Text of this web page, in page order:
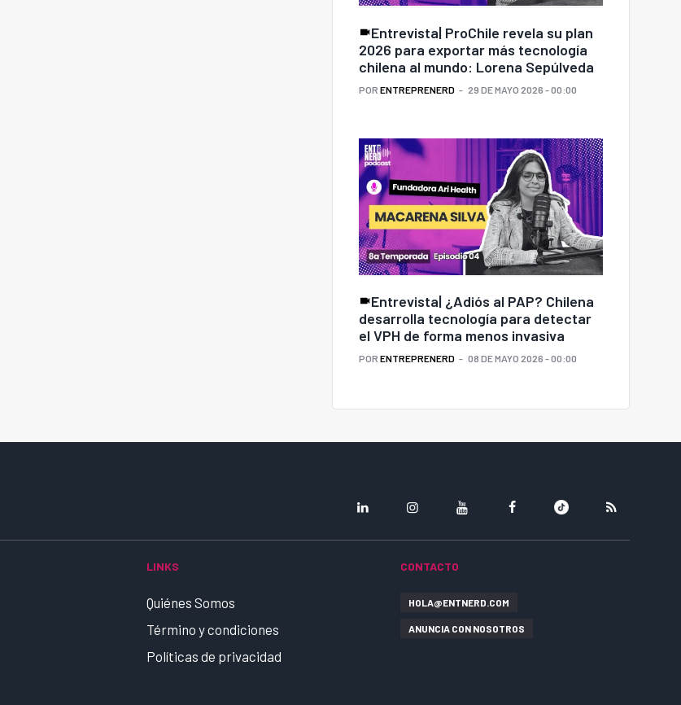
Entrevista| ProChile revela su plan
2026 para exportar más tecnología
chilena al mundo: Lorena Sepúlveda
POR ENTREPRENERD 29 DE MAYO 2026 - 00:00
Entrevista| ¿Adiós al PAP? Chilena
desarrolla tecnología para detectar
el VPH de forma menos invasiva
POR ENTREPRENERD 08 DE MAYO 2026 - 00:00
LINKS
Quiénes Somos
Término y condiciones
Políticas de privacidad
CONTACTO
HOLA@ENTNERD.COM
ANUNCIA CON NOSOTROS